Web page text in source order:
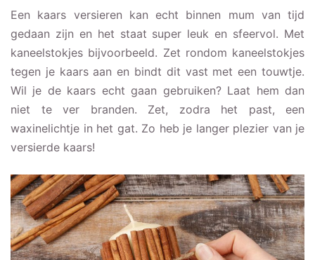
Een kaars versieren kan echt binnen mum van tijd
gedaan zijn en het staat super leuk en sfeervol. Met
kaneelstokjes bijvoorbeeld. Zet rondom kaneelstokjes
tegen je kaars aan en bindt dit vast met een touwtje.
Wil je de kaars echt gaan gebruiken? Laat hem dan
niet te ver branden. Zet, zodra het past, een
waxinelichtje in het gat. Zo heb je langer plezier van je
versierde kaars!